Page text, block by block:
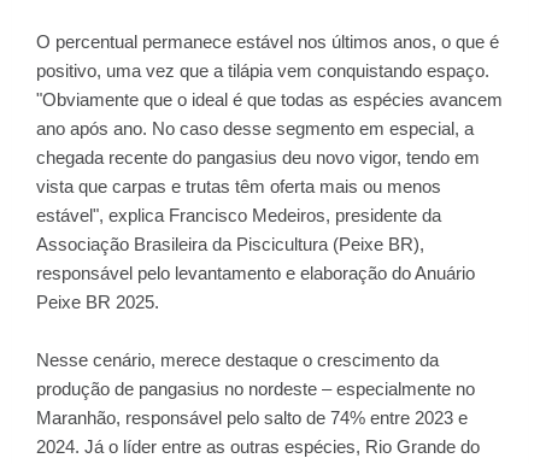
O percentual permanece estável nos últimos anos, o que é
positivo, uma vez que a tilápia vem conquistando espaço.
"Obviamente que o ideal é que todas as espécies avancem
ano após ano. No caso desse segmento em especial, a
chegada recente do pangasius deu novo vigor, tendo em
vista que carpas e trutas têm oferta mais ou menos
estável", explica Francisco Medeiros, presidente da
Associação Brasileira da Piscicultura (Peixe BR),
responsável pelo levantamento e elaboração do Anuário
Peixe BR 2025.
Nesse cenário, merece destaque o crescimento da
produção de pangasius no nordeste – especialmente no
Maranhão, responsável pelo salto de 74% entre 2023 e
2024. Já o líder entre as outras espécies, Rio Grande do